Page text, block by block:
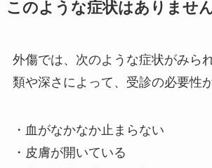
このような症状はありませ
外傷では、次のような症状がみら
類や深さによって、受診の必要性
・血がなかなか止まらない
・皮膚が開いている